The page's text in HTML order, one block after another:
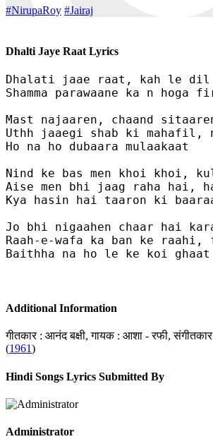
#NirupaRoy #Jairaj
Dhalti Jaye Raat Lyrics
Dhalati jaae raat, kah le dil
Shamma parawaane ka n hoga
Mast najaaren, chaand
Uthh jaaegi shab ki mahafil,
Ho na ho dubaara mulaakaat
Nind ke bas men khoi khoi,
Aise men bhi jaag raha hai,
Kya hasin hai taaron ki
Jo bhi nigaahen chaar hai
Raah-e-wafa ka ban ke
Baithha na ho le ke koi ghaat
Additional Information
गीतकार : आनंद बक्षी, गायक : आशा - रफी,
(1961)
Hindi Songs Lyrics Submitted By
Administrator